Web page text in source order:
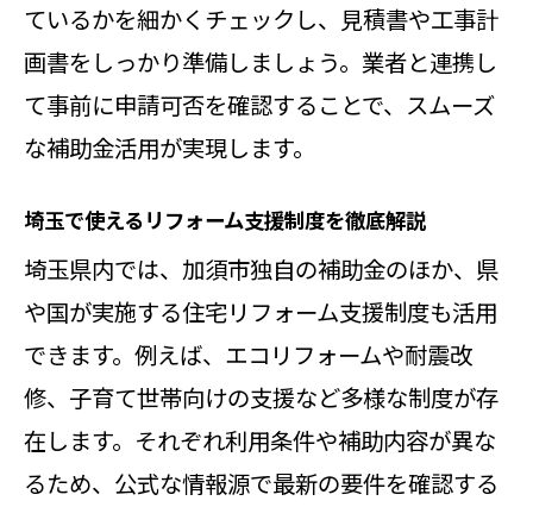
ているかを細かくチェックし、見積書や工事計
画書をしっかり準備しましょう。業者と連携し
て事前に申請可否を確認することで、スムーズ
な補助金活用が実現します。
埼玉で使えるリフォーム支援制度を徹底解説
埼玉県内では、加須市独自の補助金のほか、県
や国が実施する住宅リフォーム支援制度も活用
できます。例えば、エコリフォームや耐震改
修、子育て世帯向けの支援など多様な制度が存
在します。それぞれ利用条件や補助内容が異な
るため、公式な情報源で最新の要件を確認する